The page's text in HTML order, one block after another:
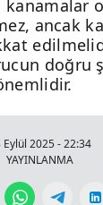
kanamalar
ancak
doğru
Eylül 2025 - 22:34
YAYINLANMA